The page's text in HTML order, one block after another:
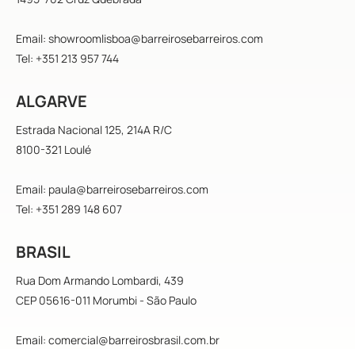
Email: showroomlisboa@barreirosebarreiros.com
Tel: +351 213 957 744
ALGARVE
Estrada Nacional 125, 214A R/C
8100-321 Loulé
Email: paula@barreirosebarreiros.com
Tel: +351 289 148 607
BRASIL
Rua Dom Armando Lombardi, 439
CEP 05616-011 Morumbi - São Paulo
Email: comercial@barreirosbrasil.com.br